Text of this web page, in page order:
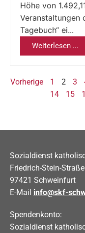
Höhe von
Veranstaltungen
Tagebuch“ ei...
Weiterlesen ...
Vorherige 1 2 3
14
15
Sozialdienst
Friedrich-Stein-
97421 Schweinfurt
E-Mail info@skf-
Spendenkonto:
Sozialdienst